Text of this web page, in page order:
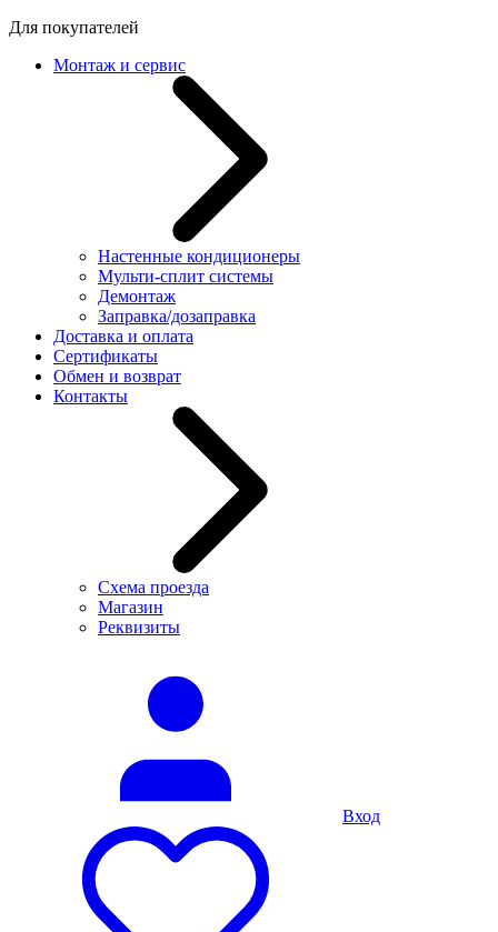
Для покупателей
Монтаж и сервис
Настенные кондиционеры
Мульти-сплит системы
Демонтаж
Заправка/дозаправка
Доставка и оплата
Сертификаты
Обмен и возврат
Контакты
Схема проезда
Магазин
Реквизиты
Вход